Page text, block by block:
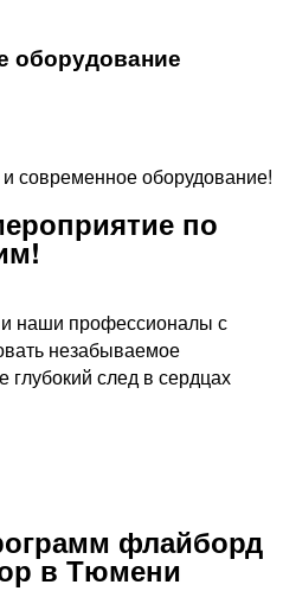
оборудование
современное оборудование!
по
и наши профессионалы с
незабываемое
след в сердцах
флайборд
в Тюмени